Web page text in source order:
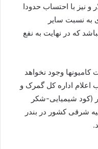
که در حدود هر تن ۲تا ۲.۵ دلار و نیز با احتساب حدودا
به نسبت سایر
که در نهایت به نفع
کامیونها وجود نخواهد
اداره کل گمرک و
۱۵۰هزار تن بار (کود شیمیایی-شکر
شرقی کشور در بندر